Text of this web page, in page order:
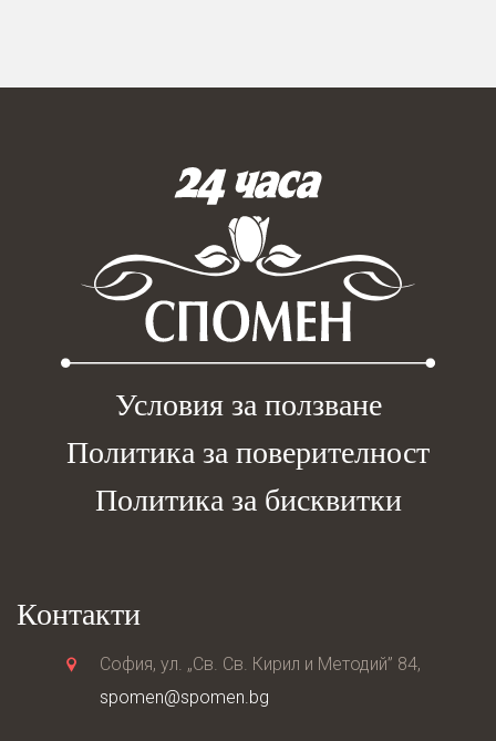
Условия за ползване
Политика за поверителност
Политика за бисквитки
Контакти
София, ул. „Св. Св. Кирил и Методий” 84,
spomen@spomen.bg